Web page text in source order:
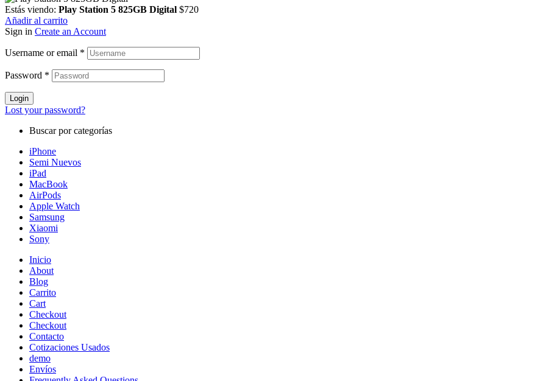
Estás viendo: Play Station 5 825GB Digital $720
Añadir al carrito
Sign in Create an Account
Username or email *
Password *
Login
Lost your password?
Buscar por categorías
iPhone
Semi Nuevos
iPad
MacBook
AirPods
Apple Watch
Samsung
Xiaomi
Sony
Inicio
About
Blog
Carrito
Cart
Checkout
Checkout
Contacto
Cotizaciones Usados
demo
Envíos